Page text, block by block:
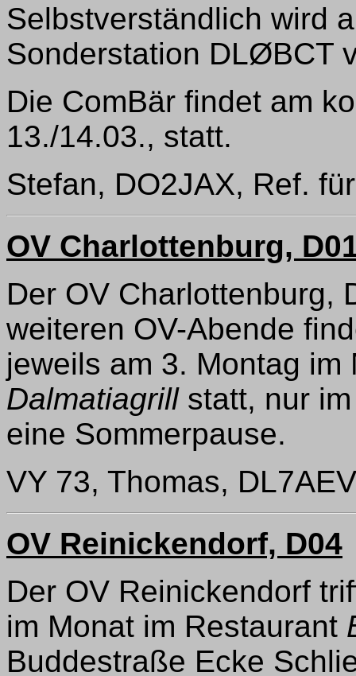
Selbstverständlich wird
Sonderstation DLØBCT
Die ComBär findet am
13./14.03., statt.
Stefan, DO2JAX, Ref.
OV Charlottenburg,
Der OV Charlottenburg,
weiteren OV-Abende
jeweils am 3. Montag im
Dalmatiagrillstatt, nur im
eine Sommerpause.
VY 73, Thomas,
OV Reinickendorf, D04
Der OV Reinickendorf
im Monat im Restaurant
Buddestraße Ecke